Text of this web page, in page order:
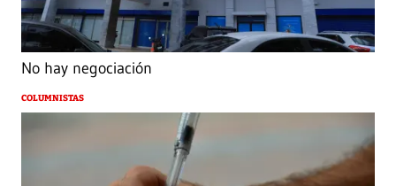
No hay negociación
COLUMNISTAS